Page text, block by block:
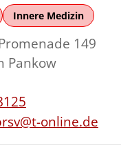
Innere Medizin
149
Pankow
online.de